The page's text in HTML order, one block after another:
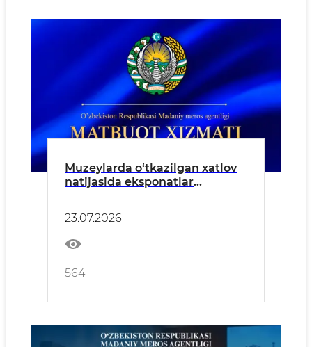
Muzeylarda o‘tkazilgan xatlov
natijasida eksponatlar
23.07.2026
564